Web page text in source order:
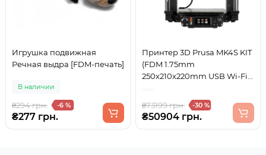
Игрушка подвижная
Речная выдра [FDM-печать]
В наличии
₴294 грн. -6 %
₴277 грн.
Принтер 3D Prusa MK4S KIT
(FDM 1.75mm
250x210x220mm USB Wi-Fi
₴73199 грн.
-30 %
₴50904 грн.